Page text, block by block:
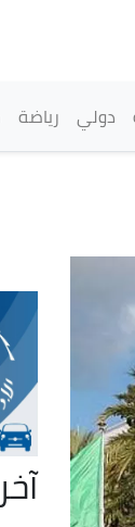
دولي رياضة